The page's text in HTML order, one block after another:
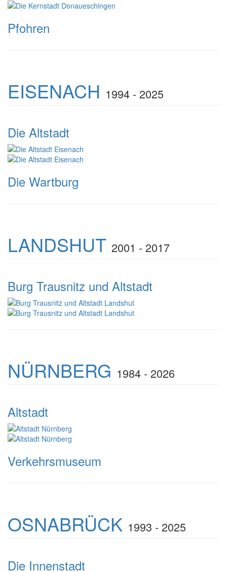
Pfohren
EISENACH 1994 - 2025
Die Altstadt
Die Wartburg
LANDSHUT 2001 - 2017
Burg Trausnitz und Altstadt
NÜRNBERG 1984 - 2026
Altstadt
Verkehrsmuseum
OSNABRÜCK 1993 - 2025
Die Innenstadt